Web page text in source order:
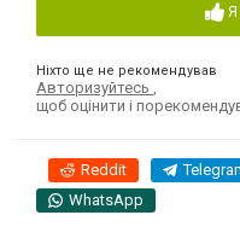
Я
Ніхто ще не рекомендував
Авторизуйтесь ,
щоб оцінити і
Reddit
WhatsApp